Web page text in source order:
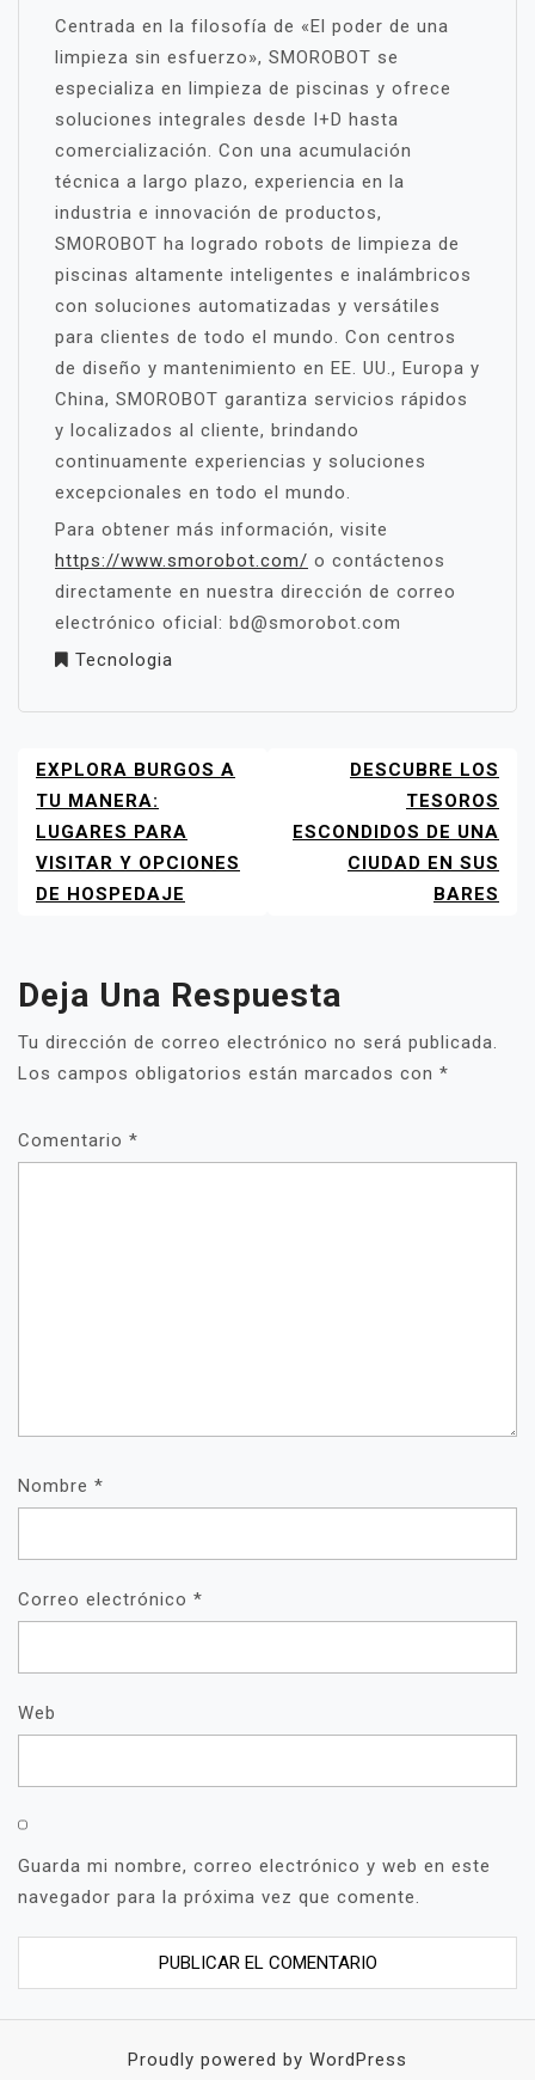
Centrada en la filosofía de «El poder de una
limpieza sin esfuerzo», SMOROBOT se
especializa en limpieza de piscinas y ofrece
soluciones integrales desde I+D hasta
comercialización. Con una acumulación
técnica a largo plazo, experiencia en la
industria e innovación de productos,
SMOROBOT ha logrado robots de limpieza de
piscinas altamente inteligentes e inalámbricos
con soluciones automatizadas y versátiles
para clientes de todo el mundo. Con centros
de diseño y mantenimiento en EE. UU., Europa y
China, SMOROBOT garantiza servicios rápidos
y localizados al cliente, brindando
continuamente experiencias y soluciones
excepcionales en todo el mundo.
Para obtener más información, visite
https://www.smorobot.com/ o contáctenos
directamente en nuestra dirección de correo
electrónico oficial: bd@smorobot.com
Tecnologia
NAVEGACIÓN
DE
ENTRADAS
EXPLORA BURGOS A
TU MANERA:
LUGARES PARA
VISITAR Y OPCIONES
DE HOSPEDAJE
DESCUBRE LOS
TESOROS
ESCONDIDOS DE UNA
CIUDAD EN SUS
BARES
Deja Una Respuesta
Tu dirección de correo electrónico no será publicada.
Los campos obligatorios están marcados con *
Comentario *
Nombre *
Correo electrónico *
Web
Guarda mi nombre, correo electrónico y web en este
navegador para la próxima vez que comente.
Proudly powered by WordPress